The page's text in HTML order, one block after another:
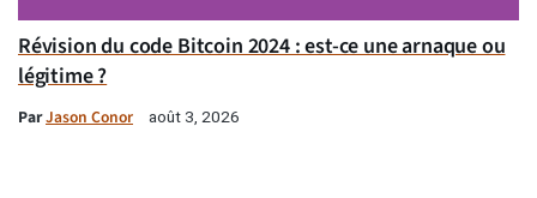
Révision du code Bitcoin 2024 : est-ce une arnaque ou
légitime ?
ParJason Conor août 3, 2026